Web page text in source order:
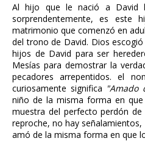
Al hijo que le nació a David
sorprendentemente, es
matrimonio que comenzó en
del trono de David. Dios
hijos de David para ser
Mesías para demostrar la
pecadores arrepentidos. el
curiosamente significa "Amado
niño de la misma forma en
muestra del perfecto perdón
reproche, no hay
amó de la misma forma en que